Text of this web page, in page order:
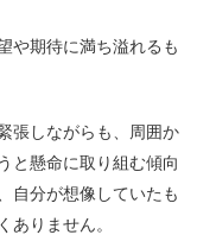
や期待に満ち溢れるも
張しながらも、周囲か
と懸命に取り組む傾向
自分が想像していたも
ありません。